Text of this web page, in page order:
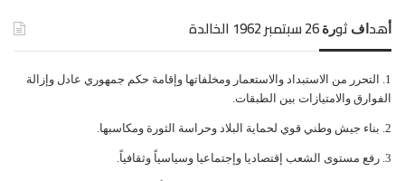
ﺃﻫﺪﺍﻑ ﺛﻮﺭﺓ 26 ﺳﺒﺘﻤﺒﺮ 1962 الخالدة
ﺍﻟﺘﺤﺮﺭ ﻣﻦ ﺍﻻﺳﺘﺒﺪﺍﺩ ﻭﺍﻻﺳﺘﻌﻤﺎﺭ ﻭﻣﺨﻠﻔﺎﺗﻬﺎ ﻭﺇﻗﺎﻣﺔ ﺣﻜﻢ ﺟﻤﻬﻮﺭﻱ ﻋﺎﺩﻝ ﻭﺇﺯﺍﻟﺔ
ﺍﻟﻔﻮﺍﺭﻕ ﻭﺍﻻﻣﺘﻴﺎﺯﺍﺕ ﺑﻴﻦ ﺍﻟﻄﺒﻘﺎﺕ.
ﺑﻨﺎﺀ ﺟﻴﺶ ﻭﻃﻨﻲ ﻗﻮﻱ ﻟﺤﻤﺎﻳﺔ ﺍﻟﺒﻼﺩ ﻭﺣﺮﺍﺳﺔ ﺍﻟﺜﻮﺭﺓ ﻭﻣﻜﺎﺳﺒﻬﺎ.
ﺭﻓﻊ ﻣﺴﺘﻮﻯ ﺍﻟﺸﻌﺐ ﺇﻗﺘﺼﺎﺩﻳﺎ ﻭﺇﺟﺘﻤﺎﻋﻴﺎ ﻭﺳﻴﺎﺳﻴﺎً ﻭﺛﻘﺎﻓﻴﺎً.